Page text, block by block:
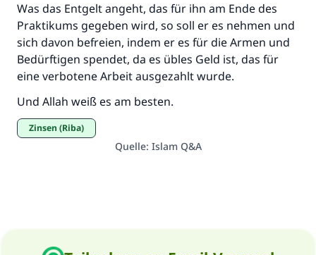
Was das Entgelt angeht, das für ihn am Ende des
Praktikums gegeben wird, so soll er es nehmen und
sich davon befreien, indem er es für die Armen und
Bedürftigen spendet, da es übles Geld ist, das für
eine verbotene Arbeit ausgezahlt wurde.
Und Allah weiß es am besten.
Zinsen (Riba)
Quelle: Islam Q&A